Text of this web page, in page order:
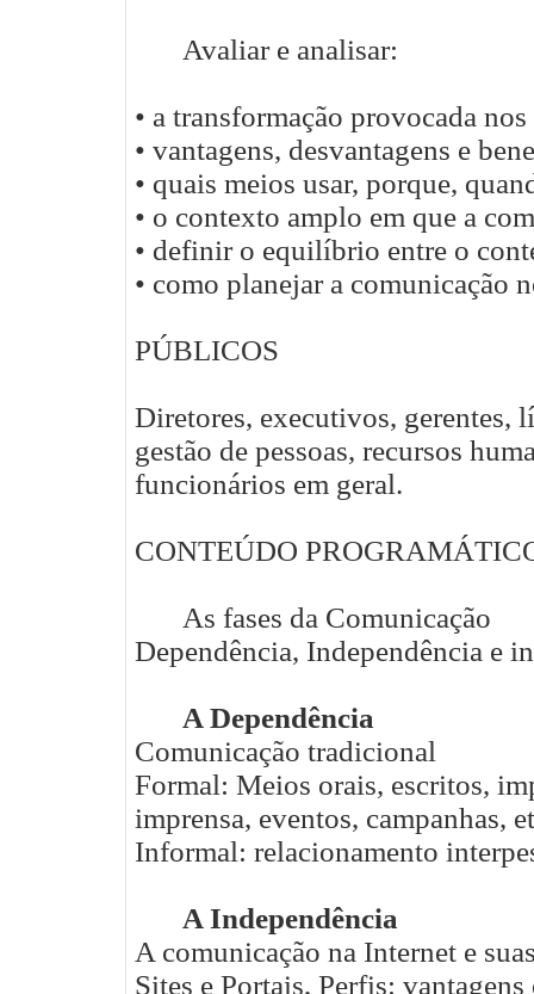
Avaliar e analisar:
• a transformação provocada
• vantagens, desvantagens e
• quais meios usar, porque,
• o contexto amplo em que a
• definir o equilíbrio entre o
• como planejar a comunicação
PÚBLICOS
Diretores, executivos, gerentes,
gestão de pessoas, recursos
funcionários em geral.
CONTEÚDO
As fases da Comunicação
Dependência, Independência e
A Dependência
Comunicação tradicional
Formal: Meios orais, escritos,
imprensa, eventos, campanhas,
Informal: relacionamento
A Independência
A comunicação na Internet e
Sites e Portais, Perfis: vantagens